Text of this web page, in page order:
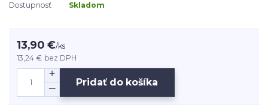
Dostupnosť Skladom
13,90 €/ks
13,24 € bez DPH
Pridať do košíka